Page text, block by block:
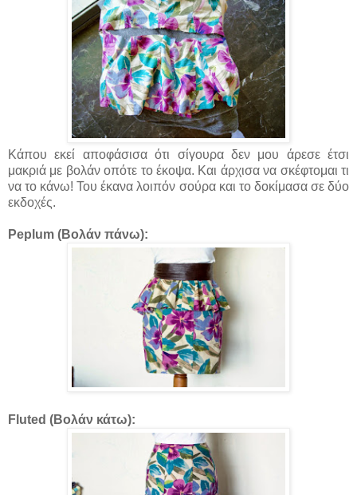
Κάπου εκεί αποφάσισα ότι σίγουρα δεν μου άρεσε έτσι
μακριά με βολάν οπότε το έκοψα. Και άρχισα να σκέφτομαι τι
να το κάνω! Του έκανα λοιπόν σούρα και το δοκίμασα σε δύο
εκδοχές.
Peplum (Βολάν πάνω):
Fluted (Βολάν κάτω):